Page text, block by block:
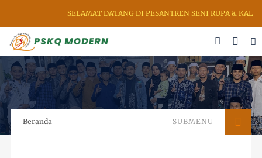
SELAMAT DATANG DI PESANTREN SENI RUPA & KALIGRAFI AL
Beranda SUBMENU